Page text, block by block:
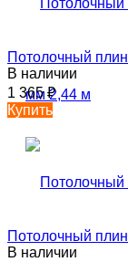
Потолочный
В наличии
1 365₽
Купить
Потолочный
В наличии